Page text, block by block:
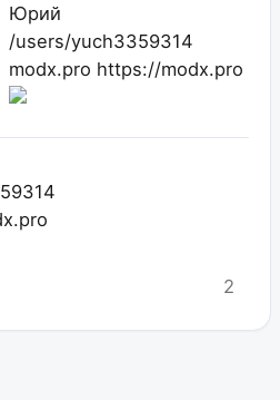
Юрий
/users/yuch3359314
modx.pro https://modx.pro
2